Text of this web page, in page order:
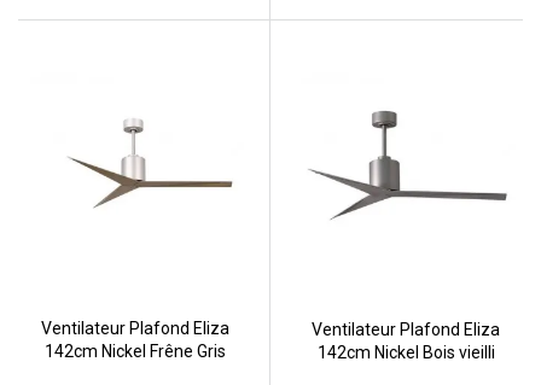
Ventilateur Plafond Eliza
142cm Nickel Frêne Gris
Ventilateur Plafond Eliza
142cm Nickel Bois vieilli